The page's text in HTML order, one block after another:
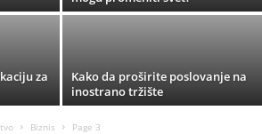
za
Kako da proširite poslovanje na
inostrano tržište
Biznis Page 3